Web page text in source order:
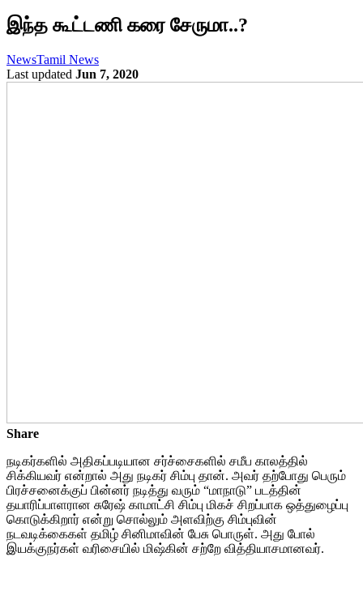
இந்த கூட்டணி கரை சேருமா..?
NewsTamil News
Last updated Jun 7, 2020
Share
நடிகர்களில் அதிகப்படியான சர்ச்சைகளில் சமீப காலத்தில்
சிக்கியவர் என்றால் அது நடிகர் சிம்பு தான். அவர் தற்போது பெரும்
பிரச்சனைக்குப் பின்னர் நடித்து வரும் “மாநாடு” படத்தின்
தயாரிப்பாளரான சுரேஷ் காமாட்சி சிம்பு மிகச் சிறப்பாக ஒத்துழைப்பு
கொடுக்கிறார் என்று சொல்லும் அளவிற்கு சிம்புவின்
நடவடிக்கைகள் தமிழ் சினிமாவின் பேசு பொருள். அது போல்
இயக்குநர்கள் வரிசையில் மிஷ்கின் சற்றே வித்தியாசமானவர்.